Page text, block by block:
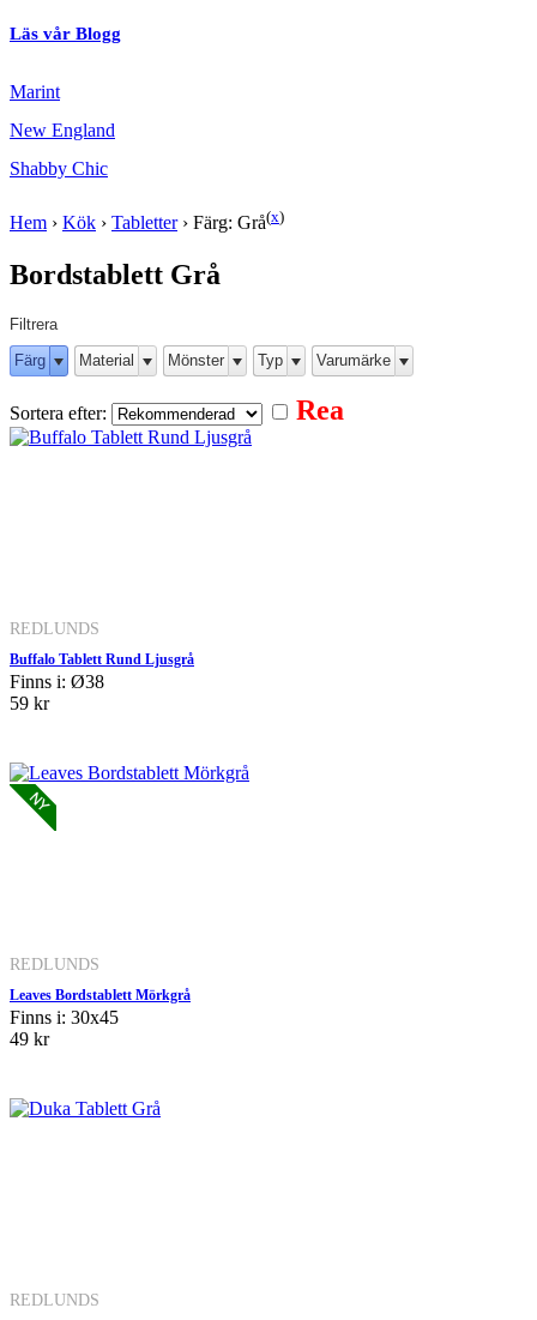
Läs vår Blogg
Marint
New England
Shabby Chic
Hem › Kök › Tabletter› Färg: Grå(x)
Bordstablett Grå
Filtrera
Färg
Material Mönster Typ Varumärke
Sortera efter: Rea
REDLUNDS
Buffalo Tablett Rund Ljusgrå
Finns i: Ø38
59 kr
REDLUNDS
Leaves Bordstablett Mörkgrå
Finns i: 30x45
49 kr
REDLUNDS